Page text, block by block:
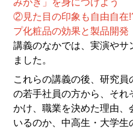
みがき」を身につけよう
②見た目の印象も自由自
プ化粧品の効果と製品開発
講義のなかでは、実演やサ
ました。
これらの講義の後、研究
の若手社員の方から、それ
かけ、職業を決めた理由、
いるのか、中高生・大学生